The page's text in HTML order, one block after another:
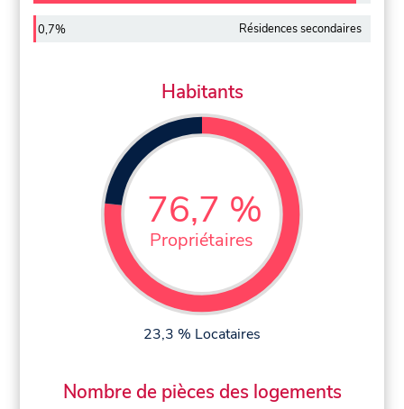
0,7% Résidences secondaires
Habitants
76,7 %
Propriétaires
23,3 % Locataires
Nombre de pièces des logements